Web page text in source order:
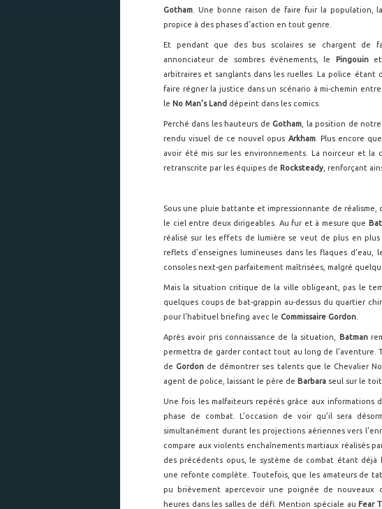
Gotham . Une bonne raison de faire fuir la population,
propice à des phases d’action en tout genre.
Et pendant que des bus scolaires se chargent de
annonciateur de sombres événements, le
Pingouin
arbitraires et sanglants dans les ruelles. La police étant
faire régner la justice dans un scénario à mi-chemin
le No Man’s Land dépeint dans les comics.
Perché dans les hauteurs de Gotham , la position de
rendu visuel de ce nouvel opus Arkham. Plus encore
avoir été mis sur les environnements. La noirceur et la
retranscrite par les équipes de Rocksteady , renforçant
Sous une pluie battante et impressionnante de réalisme,
le ciel entre deux dirigeables. Au fur et à mesure que
réalisé sur les effets de lumière se veut de plus en
reflets d’enseignes lumineuses dans les flaques
consoles next-gen parfaitement maîtrisées, malgré
Mais la situation critique de la ville obligeant, pas le
quelques coups de bat-grappin au-dessus du quartier
pour l’habituel briefing avec le Commissaire Gordon
Après avoir pris connaissance de la situation, Batman
permettra de garder contact tout au long de l’aventure.
de Gordon de démontrer ses talents que le Chevalier
agent de police, laissant le père de Barbara seul sur le
Une fois les malfaiteurs repérés grâce aux informations
phase de combat. L’occasion de voir qu’il sera
simultanément durant les projections aériennes vers
compare aux violents enchaînements martiaux réalisés
des précédents opus, le système de combat étant
une refonte complète. Toutefois, que les amateurs de
pu brièvement apercevoir une poignée de nouveaux
heures dans les salles de défi. Mention spéciale au Fear